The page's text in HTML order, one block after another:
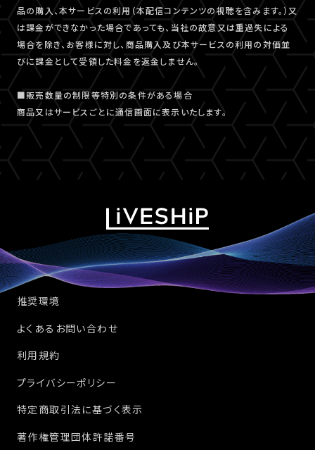
品の購入、本サービスの利用（本配信コンテンツの視聴を含みます。）又
は課金ができなかった場合であっても、当社の故意又は重過失による
場合を除き、お客様に対し、商品購入及び本サービスの利用の対価並
びに課金として受領した料金を返金しません。
■販売数量の制限等特別の条件がある場合
商品又はサービスごとに通信画面に表示いたします。
推奨環境
よくあるお問い合わせ
利用規約
プライバシーポリシー
特定商取引法に基づく表示
著作権管理団体許諾番号